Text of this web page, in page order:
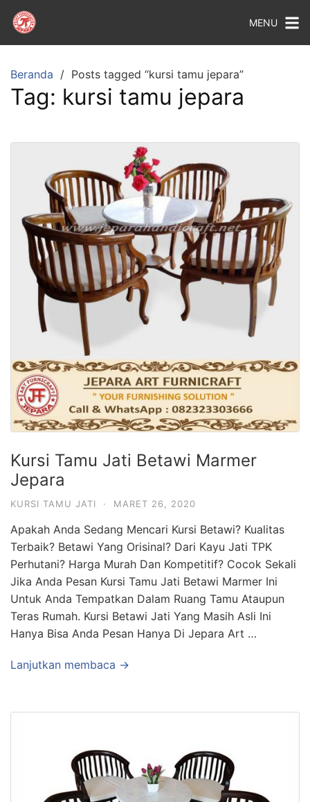
MENU
Beranda Posts tagged “kursi tamu jepara”
Tag: kursi tamu jepara
Kursi Tamu Jati Betawi Marmer
Jepara
KURSI TAMU JATI · MARET 26, 2020
Apakah Anda Sedang Mencari Kursi Betawi? Kualitas
Terbaik? Betawi Yang Orisinal? Dari Kayu Jati TPK
Perhutani? Harga Murah Dan Kompetitif? Cocok Sekali
Jika Anda Pesan Kursi Tamu Jati Betawi Marmer Ini
Untuk Anda Tempatkan Dalam Ruang Tamu Ataupun
Teras Rumah. Kursi Betawi Jati Yang Masih Asli Ini
Hanya Bisa Anda Pesan Hanya Di Jepara Art …
Lanjutkan membaca →